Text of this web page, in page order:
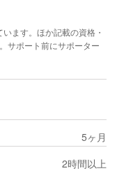
ます。ほか記載の資格・
サポート前にサポーター
5ヶ月
2時間以上